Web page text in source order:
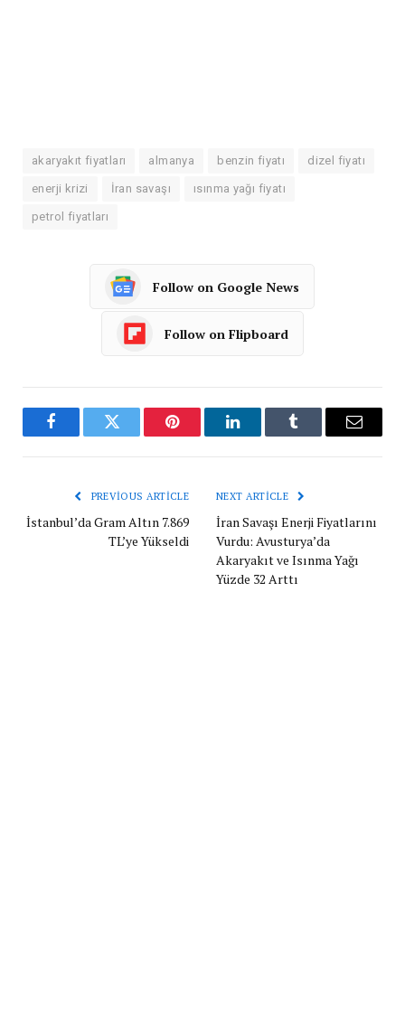
akaryakıt fiyatları almanya benzin fiyatı dizel fiyatı
enerji krizi İran savaşı ısınma yağı fiyatı
petrol fiyatları
Follow on Google News
Follow on Flipboard
FacebookTwitter Pinterest LinkedInTumblr Email
PREVIOUS ARTICLE
İstanbul’da Gram Altın 7.869
TL’ye Yükseldi
NEXT ARTICLE
İran Savaşı Enerji Fiyatlarını
Vurdu: Avusturya’da
Akaryakıt ve Isınma Yağı
Yüzde 32 Arttı